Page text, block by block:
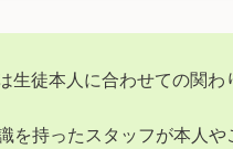
生徒本人に合わせての関
を持ったスタッフが本人